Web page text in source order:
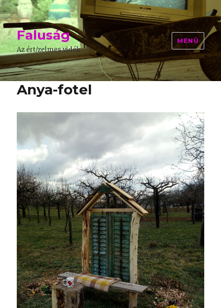
Faluság
Az ért/zelmes vidék
MENÜ
Anya-fotel